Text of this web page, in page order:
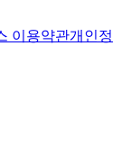
이용약관개인정